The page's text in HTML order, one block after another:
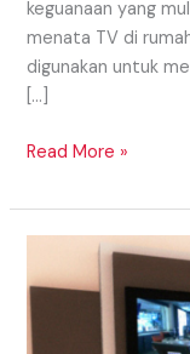
keguanaan yang
menata TV di
digunakan untuk
[…]
Read More »
TELEVISI
MINIMALIS
UNTUK